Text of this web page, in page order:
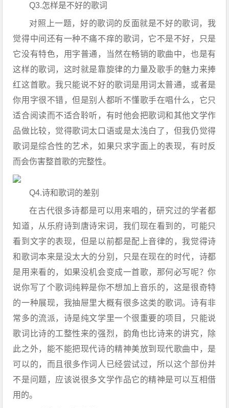
Q3.怎样是不好的歌词
对照上一题，好的歌词的反面就是不好的歌词，我
觉得中间还有一种不痛不痒的歌词，它不是不好，只是
它没有特色，用字普通，当然在畅销的歌曲中，也是有
这样的歌词，这时就是靠旋律的力量及歌手的魅力来捧
红这首歌。我只能说不好的歌词是用词太普通，或者是
你用字很不错，但是别人都听不懂歌手在唱什么，它只
适合阅读而不适合聆听，有时他会把歌词和其他文学作
品做比较，觉得歌词太口语或是太浅白了，但我仍觉得
歌词是综合性的艺术，如果只求字面上的表现，有时反
而会伤害整首歌的完整性。
Q4.诗和歌词的差别
在古代很多诗都是可以用来唱的，研究过的学者都
知道，从乐府诗到唐诗宋词，我们现在看到的，可能只
看到文字的表现，但是以前都是配上音律的，我觉得诗
和歌词本来是没太大的分别，只是在现在的时代，诗都
是用来看的，如果没机会变成一首歌，那何必写呢？你
说你写了个歌词纯粹是你不想加上音乐的，这是很奇特
的一种展现，我抽屉里大概有很多这类的歌词。诗有非
常多的流派，诗是纯文学里一个很重要的项目，只能说
歌词比诗的工整性来的强烈，韵角也比诗来的讲究，除
此之外，能不能把现代诗的精神美放到现代歌曲中，是
可以的，而且很多作词人已经尝试过，所以这个部份并
不是问题，应该说很多文学作品它的精神是可以互相借
用的。